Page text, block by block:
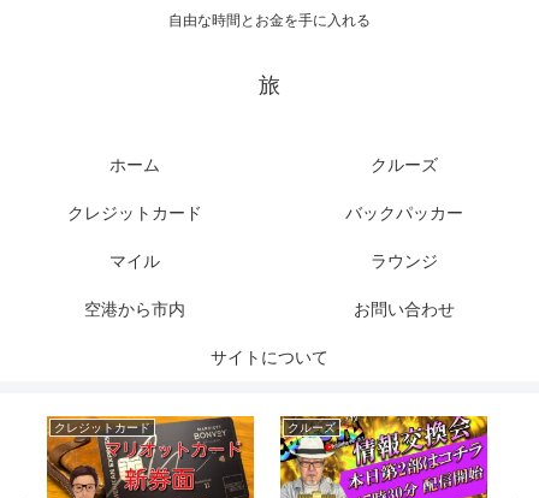
自由な時間とお金を手に入れる
旅
ホーム クルーズ
クレジットカード バックパッカー
マイル ラウンジ
空港から市内 お問い合わせ
サイトについて
クレジットカード クルーズ